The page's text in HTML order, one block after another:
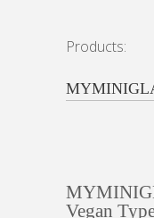
Products:
Vegan